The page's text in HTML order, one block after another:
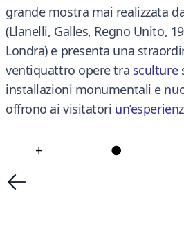
grande mostra mai realizzata
(Llanelli, Galles, Regno Unito,
Londra) e presenta una
ventiquattro opere tra sculture
installazioni monumentali e
offrono ai visitatori
+ ●